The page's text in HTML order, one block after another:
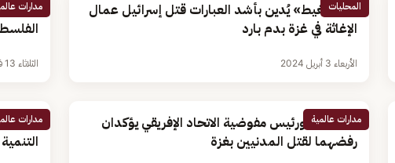
المحليات
«أبو الغيط» يُدين بأشد العبارات قتل إسرائيل عمال
الإغاثة في غزة بدم بارد
الأربعاء 3 أبريل 2024
مدارات
الثلاثاء 13 فبراير 2024
مدارات عالمية
أبو الغيط ورئيس مفوضية الاتحاد الإفريقي يؤكدان
رفضهما لقتل المدنيين بغزة
مدارات
أمين